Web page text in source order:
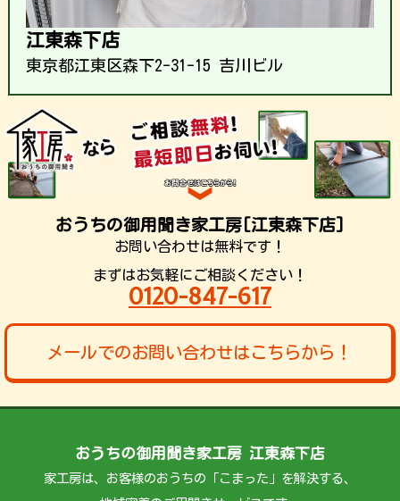
江東森下店
東京都江東区森下2-31-15 吉川ビル
おうちの御用聞き家工房[江東森下店]
お問い合わせは無料です！
まずはお気軽にご相談ください！
0120-847-617
メールでのお問い合わせはこちらから！
おうちの御用聞き家工房 江東森下店
家工房は、お客様のおうちの「こまった」を解決する、